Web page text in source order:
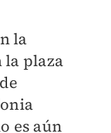
la
la plaza
es aún